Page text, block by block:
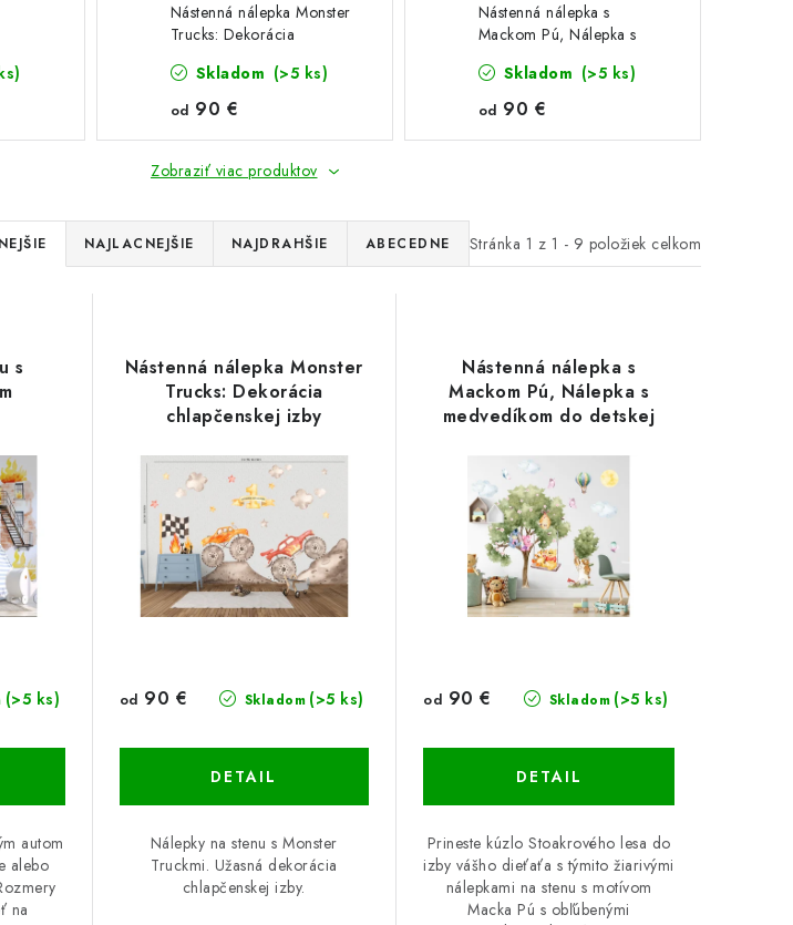
Nástenná nálepka Monster
Trucks: Dekorácia
Skladom (>5 ks)
od 90 €
Nástenná nálepka s
Mackom Pú, Nálepka s
izbySkladom (>5 ks)
od 90 €
Zobraziť viac produktov
Stránka 1 z 1 - 9 položiek celkom
NAJLACNEJŠIE NAJDRAHŠIE ABECEDNE
s
(>5 ks)
autom
alebo
na
Nástenná nálepka Monster
Trucks: Dekorácia
chlapčenskej izby
Skladom (>5 ks)
od 90 €
DETAIL
Nálepky na stenu s Monster
Truckmi. Užasná dekorácia
chlapčenskej izby.
Nástenná nálepka s
Mackom Pú, Nálepka s
medvedíkom do detskej
Skladom (>5 ks)
od 90 €
DETAIL
Prineste kúzlo Stoakrového lesa do
izby vášho dieťaťa s týmito žiarivými
nálepkami na stenu s motívom
Macka Pú s obľúbenými